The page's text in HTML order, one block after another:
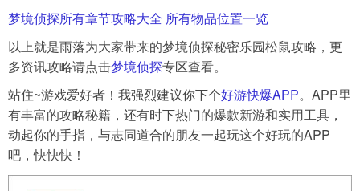
梦境侦探所有章节攻略大全 所有物品位置一览
以上就是雨落为大家带来的梦境侦探秘密乐园松鼠攻略，更
多资讯攻略请点击梦境侦探专区查看。
站住~游戏爱好者！我强烈建议你下个好游快爆APP。APP里
有丰富的攻略秘籍，还有时下热门的爆款新游和实用工具，
动起你的手指，与志同道合的朋友一起玩这个好玩的APP
吧，快快快！